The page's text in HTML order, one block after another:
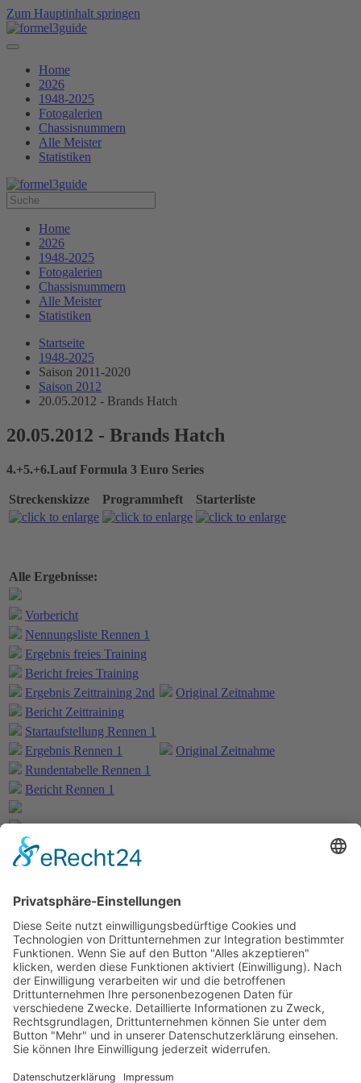
Zum Hauptinhalt springen
Home
2026
1948-2025
Fotogalerien
Chassisnummern
Alle Meister
Statistiken
Home
2026
1948-2025
Fotogalerien
Chassisnummern
Alle Meister
Statistiken
Startseite
1948-2025
Saison 2011-2020
Saison 2012
20.05.2012 - Brands Hatch
20.05.2012 - Brands Hatch
4.+5.+6.Lauf Formula 3 Euro Series
Streckenskizze Programmheft Starterliste
Alle Ergebnisse:
Vorbericht
Nennungsliste Rennen 1
Ergebnis freies Training
Bericht freies Training
Ergebnis Zeittraining 2nd
Original Zeitnahme
Bericht Zeittraining
Startaufstellung Rennen 1
Ergebnis Rennen 1
Original Zeitnahme
Rundentabelle Rennen 1
Bericht Rennen 1
Nennungsliste Rennen 2
Startaufstellung Rennen 2
Ergebnis Rennen 2
Bericht Rennen 2
Nennungsliste Rennen 3
Ergebnis Zeittraining
Original Zeitnahme
Startaufstellung Rennen 3
Ergebnis Rennen 3
Original Zeitnahme
Rundentabelle Rennen 3
Bericht Rennen 3